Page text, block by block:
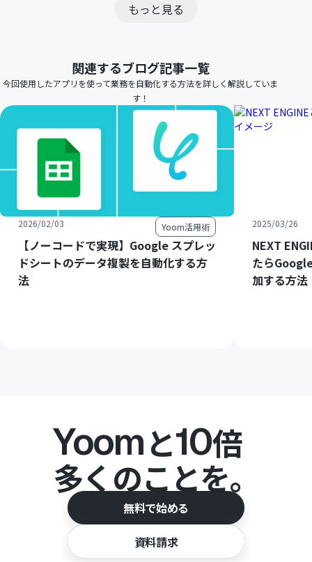
もっと見る
関連するブログ記事一覧
今回使用したアプリを使って業務を自動化する方法を詳しく解説していま
す！
2026/02/03 Yoom活用術
【ノーコードで実現】Google スプレッ
ドシートのデータ複製を自動化する方
法
2025/03/26
NEXT
たら
加する方法
Yoomと10倍
多くのことを。
無料で始める
資料請求